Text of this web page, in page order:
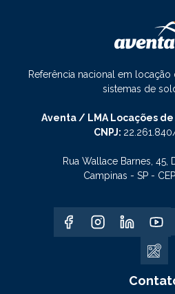
Referência nacional em
sistemas de
Aventa / LMA Locações
CNPJ:
Rua Wallace Barnes, 45,
Campinas - SP -